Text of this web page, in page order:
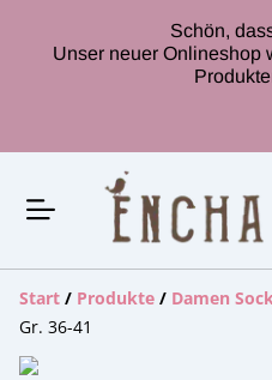
Schön,
Unser neuer Onlineshop
Start / Produkte / Damen
Gr. 36-41